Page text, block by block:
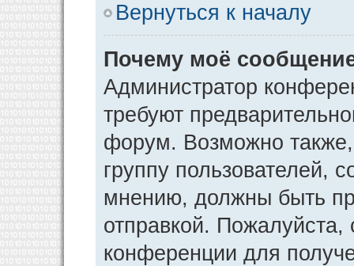
Вернуться к началу
Почему моё
Администратор
требуют
форум. Возможно
группу пользователей,
мнению, должны быть
отправкой.
конференции для